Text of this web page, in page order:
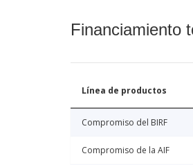
Financiamiento
Línea de productos
Compromiso del BIRF
Compromiso de la AIF